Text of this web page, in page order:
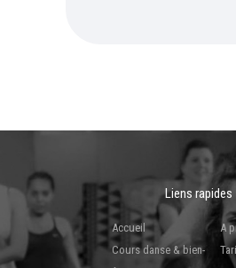
Liens rapides
Accueil
A
Cours danse & bien-